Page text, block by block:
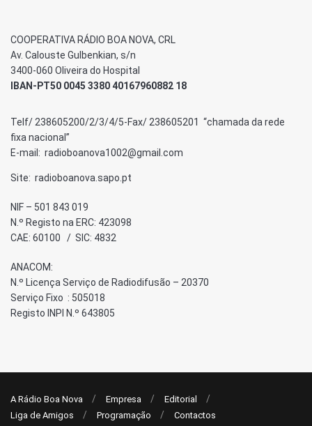
COOPERATIVA RÁDIO BOA NOVA, CRL
Av. Calouste Gulbenkian, s/n
3400-060 Oliveira do Hospital
IBAN-PT50 0045 3380 40167960882 18
Telf/ 238605200/2/3/4/5-Fax/ 238605201 “chamada da rede
fixa nacional”
E-mail: radioboanova1002@gmail.com
Site: radioboanova.sapo.pt
NIF – 501 843 019
N.º Registo na ERC: 423098
CAE: 60100 / SIC: 4832
ANACOM:
N.º Licença Serviço de Radiodifusão – 20370
Serviço Fixo : 505018
Registo INPI N.º 643805
A Rádio Boa Nova Empresa
Editorial
Liga de Amigos
Programação Contactos